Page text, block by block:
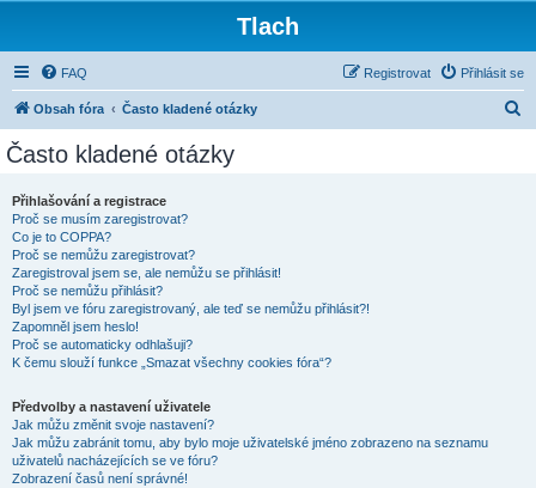
Tlach
FAQ Přihlásit se
Registrovat
Obsah fóra Často kladené otázky
Často kladené otázky
Přihlašování a registrace
Proč se musím zaregistrovat?
Co je to COPPA?
Proč se nemůžu zaregistrovat?
Zaregistroval jsem se, ale nemůžu se přihlásit!
Proč se nemůžu přihlásit?
Byl jsem ve fóru zaregistrovaný, ale teď se nemůžu přihlásit?!
Zapomněl jsem heslo!
Proč se automaticky odhlašuji?
K čemu slouží funkce „Smazat všechny cookies fóra“?
Předvolby a nastavení uživatele
Jak můžu změnit svoje nastavení?
Jak můžu zabránit tomu, aby bylo moje uživatelské jméno zobrazeno na seznamu
uživatelů nacházejících se ve fóru?
Zobrazení časů není správné!